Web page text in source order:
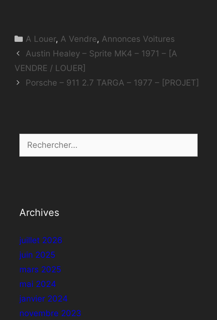
Catégories
A Louer, A Vendre, Annonces Voitures
Austin Healey – Sprite MK4 – 1971 – [A
VENDRE / LOUER]
Porsche – 911 2.7 TARGA – 1977 – [PROJET]
Rechercher :
Archives
juillet 2026
juin 2025
mars 2025
mai 2024
janvier 2024
novembre 2023